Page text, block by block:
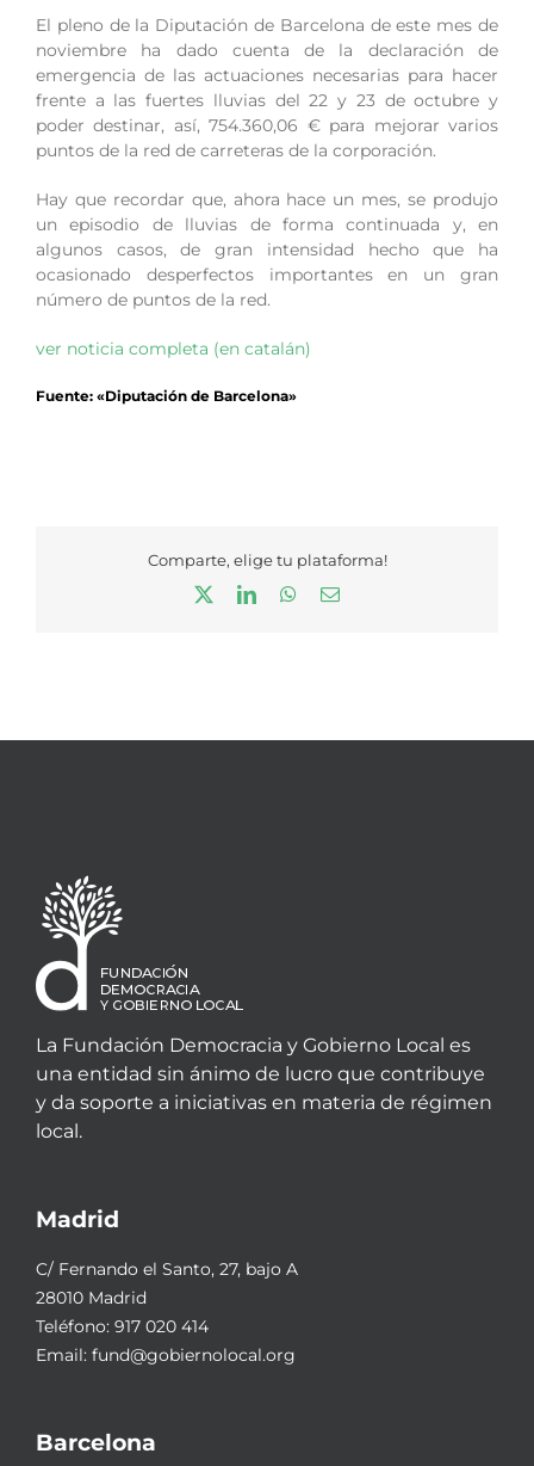
El pleno de la Diputación de Barcelona de este mes de
noviembre ha dado cuenta de la declaración de
emergencia de las actuaciones necesarias para hacer
frente a las fuertes lluvias del 22 y 23 de octubre y
poder destinar, así, 754.360,06 € para mejorar varios
puntos de la red de carreteras de la corporación.
Hay que recordar que, ahora hace un mes, se produjo
un episodio de lluvias de forma continuada y, en
algunos casos, de gran intensidad hecho que ha
ocasionado desperfectos importantes en un gran
número de puntos de la red.
ver noticia completa (en catalán)
Fuente: «Diputación de Barcelona»
Comparte, elige tu plataforma!
LinkedInWhatsApp
Correo
La Fundación Democracia y Gobierno Local es
una entidad sin ánimo de lucro que contribuye
y da soporte a iniciativas en materia de régimen
local.
Madrid
C/ Fernando el Santo, 27, bajo A
28010 Madrid
Teléfono: 917 020 414
Email: fund@gobiernolocal.org
Barcelona